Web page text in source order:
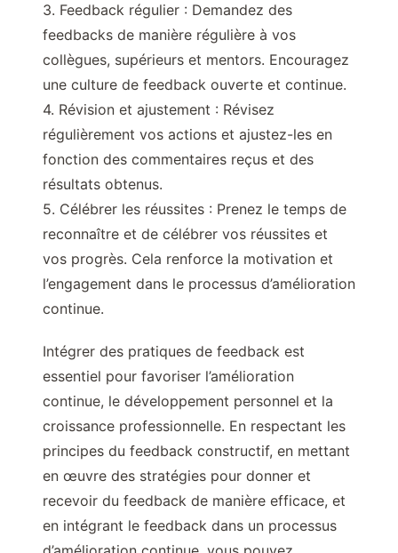
3. Feedback régulier : Demandez des
feedbacks de manière régulière à vos
collègues, supérieurs et mentors. Encouragez
une culture de feedback ouverte et continue.
4. Révision et ajustement : Révisez
régulièrement vos actions et ajustez-les en
fonction des commentaires reçus et des
résultats obtenus.
5. Célébrer les réussites : Prenez le temps de
reconnaître et de célébrer vos réussites et
vos progrès. Cela renforce la motivation et
l’engagement dans le processus d’amélioration
continue.
Intégrer des pratiques de feedback est
essentiel pour favoriser l’amélioration
continue, le développement personnel et la
croissance professionnelle. En respectant les
principes du feedback constructif, en mettant
en œuvre des stratégies pour donner et
recevoir du feedback de manière efficace, et
en intégrant le feedback dans un processus